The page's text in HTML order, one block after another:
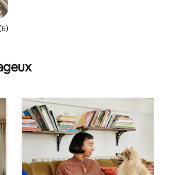
moyenne sur la base de 6 commentaires : 5 sur 5